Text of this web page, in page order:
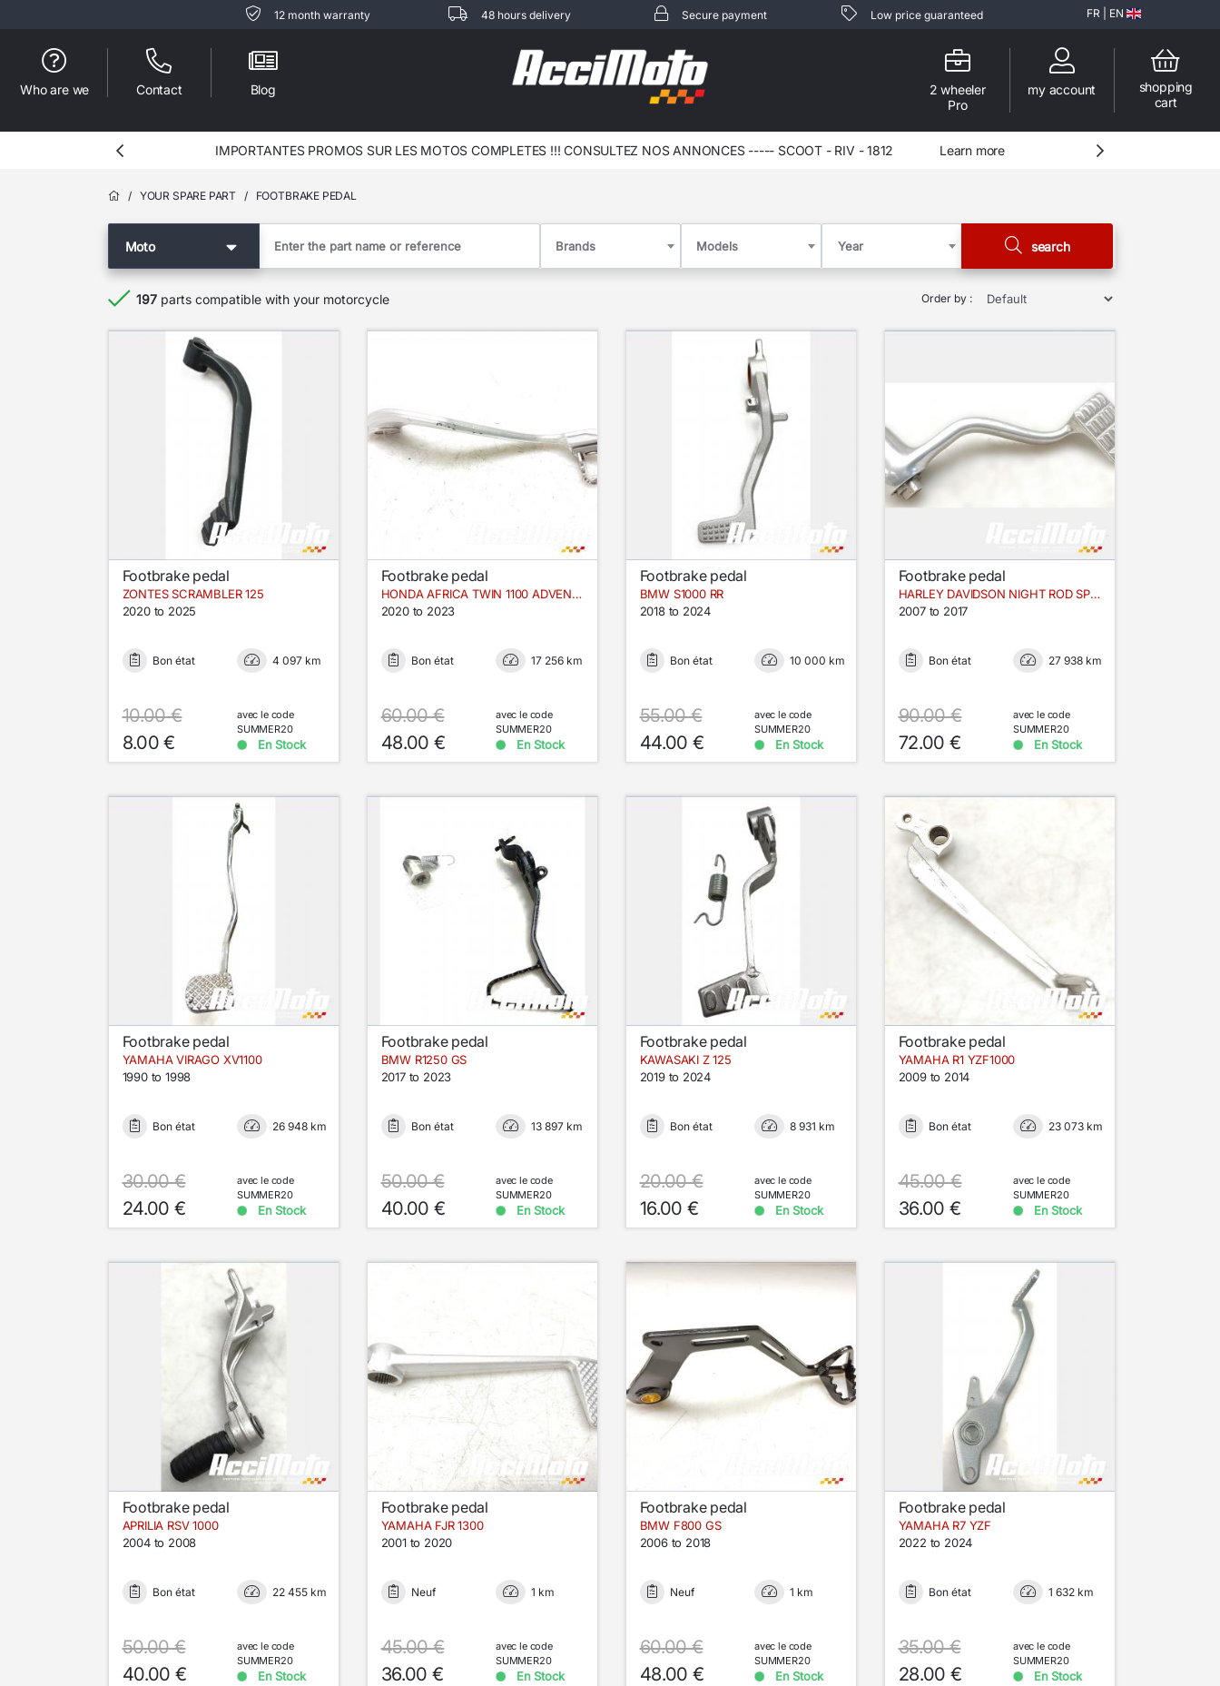
12 month warranty 48 hours delivery Secure payment Low price guaranteed FR EN
Who are we Contact Blog
shopping
cart
my account
2 wheeler
Pro
IMPORTANTES PROMOS SUR LES MOTOS COMPLETES !!! CONSULTEZ NOS ANNONCES ----- SCOOT - RSV - 3107 Learn more
/ YOUR SPARE PART / FOOTBRAKE PEDAL
Moto Brands Models Year search
197parts compatible with your motorcycle Order by :
Footbrake pedal
ZONTES SCRAMBLER 125
2020 to 2025
Bon état 4 097 km
10.00 €
8.00 €
avec le code
SUMMER20
En Stock
Footbrake pedal
HONDA AFRICA TWIN 1100 ADVENTURE SPORT
2020 to 2023
Bon état 17 256 km
60.00 €
48.00 €
avec le code
SUMMER20
En Stock
Footbrake pedal
BMW S1000 RR
2018 to 2024
Bon état 10 000 km
55.00 €
44.00 €
avec le code
SUMMER20
En Stock
Footbrake pedal
HARLEY DAVIDSON NIGHT ROD SPECIAL VRSCDX
2007 to 2017
Bon état 27 938 km
90.00 €
72.00 €
avec le code
SUMMER20
En Stock
Footbrake pedal
YAMAHA VIRAGO XV1100
1990 to 1998
Bon état 26 948 km
30.00 €
24.00 €
avec le code
SUMMER20
En Stock
Footbrake pedal
BMW R1250 GS
2017 to 2023
Bon état 13 897 km
50.00 €
40.00 €
avec le code
SUMMER20
En Stock
Footbrake pedal
KAWASAKI Z 125
2019 to 2024
Bon état 8 931 km
20.00 €
16.00 €
avec le code
SUMMER20
En Stock
Footbrake pedal
YAMAHA R1 YZF1000
2009 to 2014
Bon état 23 073 km
45.00 €
36.00 €
avec le code
SUMMER20
En Stock
Footbrake pedal
APRILIA RSV 1000
2004 to 2008
Bon état 22 455 km
50.00 €
40.00 €
avec le code
SUMMER20
En Stock
Footbrake pedal
YAMAHA FJR 1300
2001 to 2020
Neuf 1 km
45.00 €
36.00 €
avec le code
SUMMER20
En Stock
Footbrake pedal
BMW F800 GS
2006 to 2018
Neuf 1 km
60.00 €
48.00 €
avec le code
SUMMER20
En Stock
Footbrake pedal
YAMAHA R7 YZF
2022 to 2024
Bon état 1 632 km
35.00 €
28.00 €
avec le code
SUMMER20
En Stock